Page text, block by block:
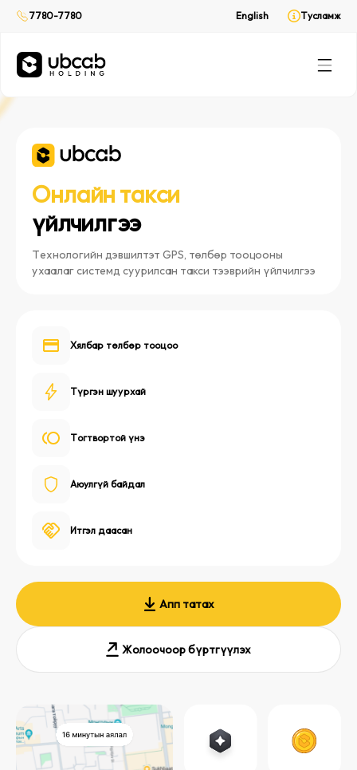
7780-7780 English Тусламж
CabPay
Онлайн төлбөр
7780-7780 English Тусламж
CabPay
Онлайн төлбөр
Онлайн такси
үйлчилгээ
Технологийн дэвшилтэт GPS, төлбөр тооцооны
ухаалаг системд суурилсан такси тээврийн үйлчилгээ
Хялбар төлбөр тооцоо
Түргэн шуурхай
Тогтвортой үнэ
Аюулгүй байдал
Итгэл даасан
Апп татах
Жолоочоор бүртгүүлэх